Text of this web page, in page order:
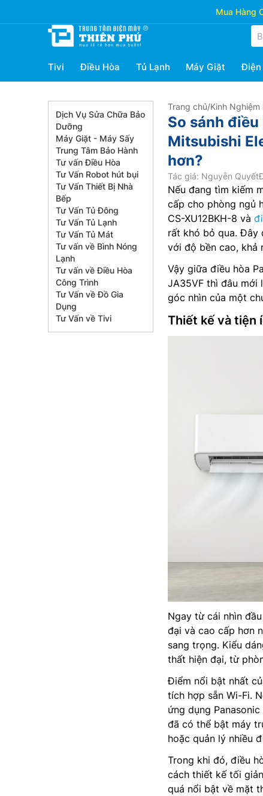
Mua Hàng
Tivi Điều Hòa Tủ Lạnh Máy Giặt Điện
Dịch Vụ Sửa Chữa Bảo
Dưỡng
Máy Giặt - Máy Sấy
Trung Tâm Bảo Hành
Tư vấn Điều Hòa
Tư Vấn Robot hút bụi
Tư Vấn Thiết Bị Nhà
Bếp
Tư Vấn Tủ Đông
Tư Vấn Tủ Lạnh
Tư Vấn Tủ Mát
Tư vấn về Bình Nóng
Lạnh
Tư vấn về Điều Hòa
Công Trình
Tư Vấn về Đồ Gia
Dụng
Tư Vấn về Tivi
Trang chủ/Kinh Nghiệm
So sánh
Mitsubishi
hơn?
Tác giả: Nguyễn Quyết
Nếu đang tìm kiếm
cấp cho phòng ngủ
CS-XU12BKH-8 và
rất khó bỏ qua. Đây
với độ bền cao, khả
Vậy giữa điều hòa
JA35VF thì đâu mới
góc nhìn của một
Thiết kế và tiện
Ngay từ cái nhìn
đại và cao cấp hơn
sang trọng. Kiểu
thất hiện đại, từ
Điểm nổi bật nhất
tích hợp sẵn Wi-Fi.
ứng dụng
đã có thể bật máy
hoặc quản lý nhiều
Trong khi đó, điều
cách thiết kế tối
quá nổi bật về mặt